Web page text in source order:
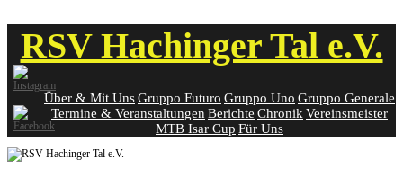
content
RSV Hachinger Tal e.V.
Über & Mit UnsGruppo Futuro Gruppo Uno Gruppo Generale
Termine & Veranstaltungen Berichte Chronik Vereinsmeister
MTB Isar Cup Für Uns